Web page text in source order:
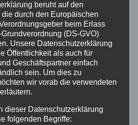
POLIZEI RETTUNGSDIENST
bei Oberdreis:
verhindert
auf Waldgebiet
POLIZEI
beruht auf den
durch den Europäischen
beim Erlass
(DS-GVO)
Unsere Datenschutzerklärung
Öffentlichkeit als auch für
Geschäftspartner einfach
sein. Um dies zu
wir vorab die verwendeten
dieser Datenschutzerklärung
folgenden Begriffe: